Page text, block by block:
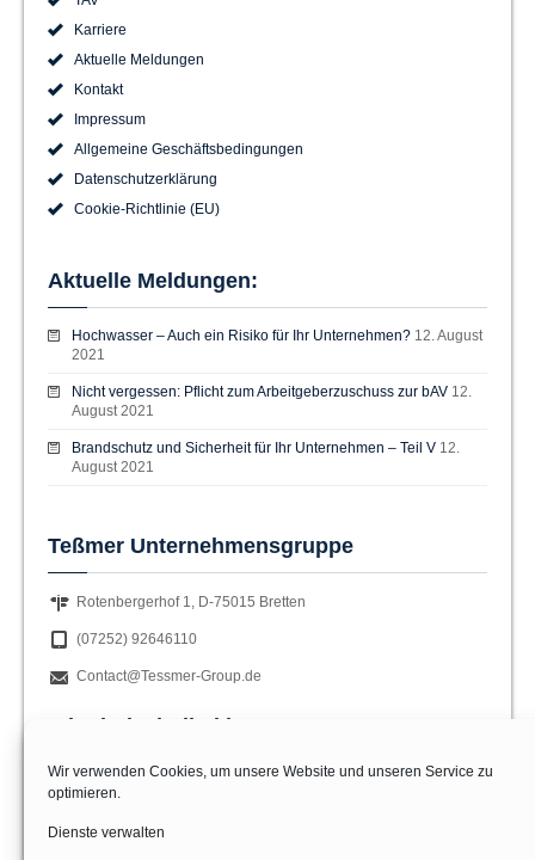
Wir verwenden Cookies, um unsere Website und unseren Service zu
optimieren.
Dienste verwalten
Karriere
Aktuelle Meldungen
Kontakt
Impressum
Allgemeine Geschäftsbedingungen
Datenschutzerklärung
Cookie-Richtlinie (EU)
Aktuelle Meldungen:
Hochwasser – Auch ein Risiko für Ihr Unternehmen? 12. August
2021
Nicht vergessen: Pflicht zum Arbeitgeberzuschuss zur bAV 12.
August 2021
Brandschutz und Sicherheit für Ihr Unternehmen – Teil V 12.
August 2021
Teßmer Unternehmensgruppe
Rotenbergerhof 1, D-75015 Bretten
(07252) 92646110
Contact@Tessmer-Group.de
Wir sind Mitglied im